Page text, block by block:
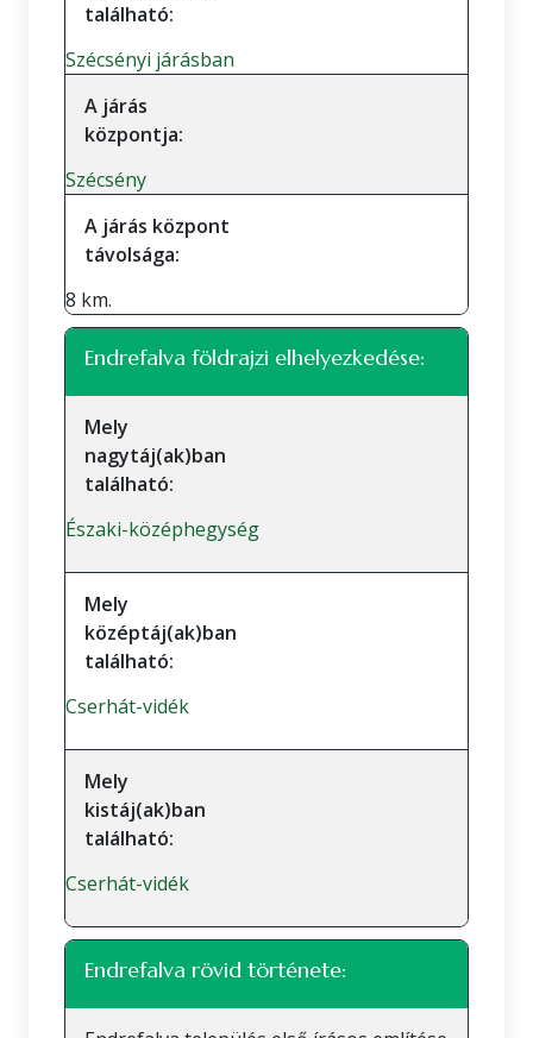
található:
Szécsényi járásban
A járás
központja:
Szécsény
A járás központ
távolsága:
8 km.
Endrefalva földrajzi elhelyezkedése:
Mely
nagytáj(ak)ban
található:
Északi-középhegység
Mely
középtáj(ak)ban
található:
Cserhát-vidék
Mely
kistáj(ak)ban
található:
Cserhát-vidék
Endrefalva rövid története: